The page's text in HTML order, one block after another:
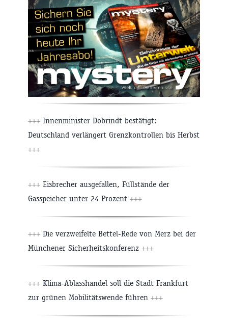
+++ Innenminister Dobrindt bestätigt:
Deutschland verlängert Grenzkontrollen bis Herbst
+++
+++ Eisbrecher ausgefallen, Füllstände der
Gasspeicher unter 24 Prozent +++
+++ Die verzweifelte Bettel-Rede von Merz bei der
Münchener Sicherheitskonferenz +++
+++ Klima-Ablasshandel soll die Stadt Frankfurt
zur grünen Mobilitätswende führen +++